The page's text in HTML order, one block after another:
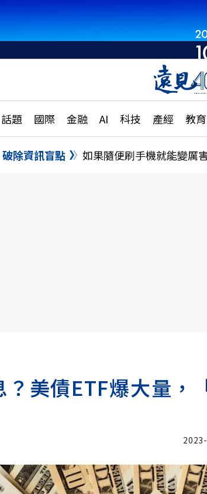
話題 國際 金融 AI 科技 產經 教育
話題
國際
特輯
大學升
縣市
破除資訊盲點 如果隨便刷手機就能變厲
美債ETF爆大量，